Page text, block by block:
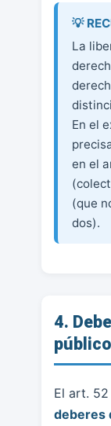
La
En el
en el
(que
dos).
4.
El art. 52
deberes